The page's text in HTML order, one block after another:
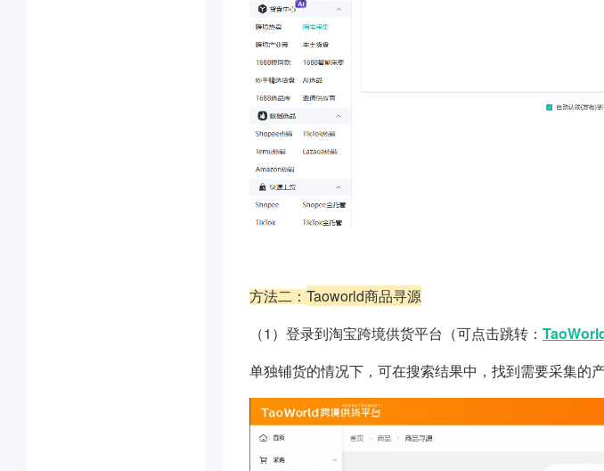
方法二： Taoworld商品寻源
（1）登录到淘宝跨境供货平台（可点击跳转：
单独铺货的情况下，可在搜索结果中，找到需要采集的